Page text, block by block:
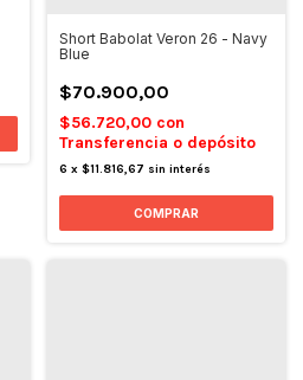
Short Babolat Veron 26 - Navy
Blue
$70.900,00
$56.720,00 con
Transferencia o depósito
6 x $11.816,67 sin interés
COMPRAR